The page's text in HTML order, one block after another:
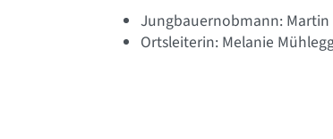
Jungbauernobmann: Martin
Ortsleiterin: Melanie